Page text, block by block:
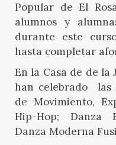
Popular de El
alumnos y
durante este
hasta completar
En la Casa de de la
han celebrado las
de Movimiento,
Hip-Hop; Danza
Danza Moderna